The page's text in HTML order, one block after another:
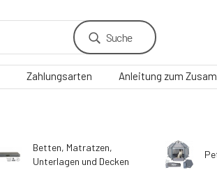
Suche
Zahlungsarten Anleitung zum
Betten, Matratzen,
Unterlagen und Decken